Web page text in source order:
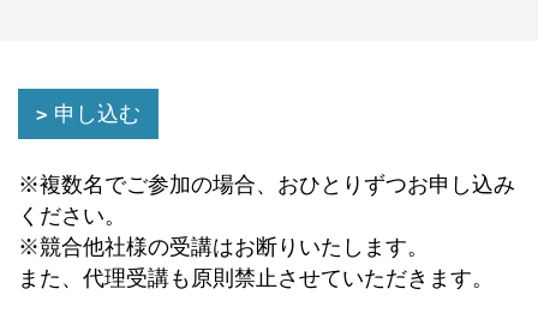
申し込む
※複数名でご参加の場合、おひとりずつお申し込み
ください。
※競合他社様の受講はお断りいたします。
また、代理受講も原則禁止させていただきます。